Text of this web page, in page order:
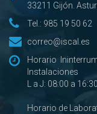
33211 Gijón.
Tel.: 985 19 50 62
correo@iscal.es
Horario
Instalaciones
L a J: 08:00 a
Horario de